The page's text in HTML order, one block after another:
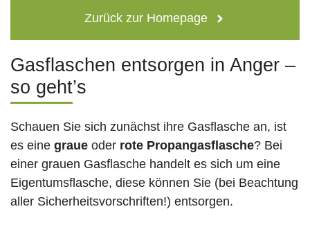
Zurück zur Homepage
Gasflaschen entsorgen in Anger –
so geht’s
Schauen Sie sich zunächst ihre Gasflasche an, ist
es eine graue oder rote Propangasflasche? Bei
einer grauen Gasflasche handelt es sich um eine
Eigentumsflasche, diese können Sie (bei Beachtung
aller Sicherheitsvorschriften!) entsorgen.